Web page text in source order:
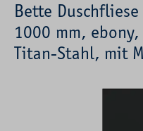
Bette
1000 mm,
Titan-Stahl, mit